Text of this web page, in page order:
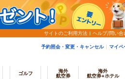
サイトのご利用方法 ヘルプ/問い合
予約照会・変更・キャンセル マイペ
ゴルフ
海外
航空券
海外
航空券+ホテル